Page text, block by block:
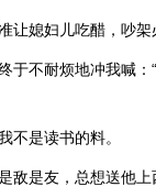
媳妇儿吃醋，吵架
于不耐烦地冲我喊
不是读书的料。
敌是友，总想送他上